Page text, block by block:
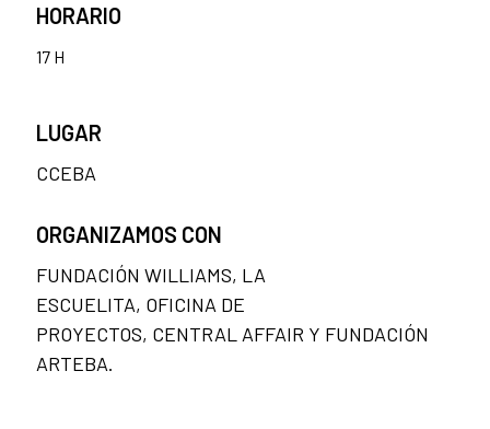
HORARIO
17 H
LUGAR
CCEBA
ORGANIZAMOS CON
FUNDACIÓN WILLIAMS, LA
ESCUELITA, OFICINA DE
PROYECTOS, CENTRAL AFFAIR Y FUNDACIÓN
ARTEBA.